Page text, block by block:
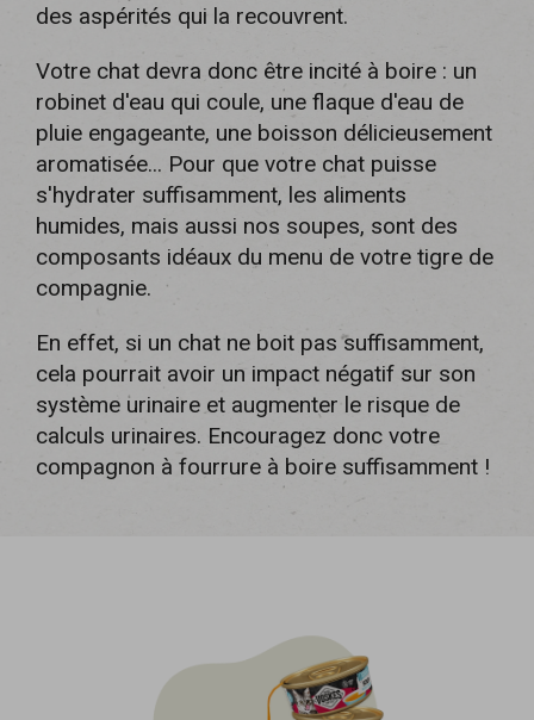
des aspérités qui la recouvrent.
Votre chat devra donc être incité à boire : un
robinet d'eau qui coule, une flaque d'eau de
pluie engageante, une boisson délicieusement
aromatisée... Pour que votre chat puisse
s'hydrater suffisamment, les aliments
humides, mais aussi nos soupes, sont des
composants idéaux du menu de votre tigre de
compagnie.
En effet, si un chat ne boit pas suffisamment,
cela pourrait avoir un impact négatif sur son
système urinaire et augmenter le risque de
calculs urinaires. Encouragez donc votre
compagnon à fourrure à boire suffisamment !